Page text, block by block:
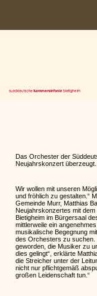
Zum
Das Orchester der
Neujahrskonzert überzeugt.
Wir wollen mit unseren
und fröhlich zu gestalten.“
Gemeinde Murr, Matthias
Neujahrskonzertes mit
Bietigheim im Bürgersaal
mittlerweile ein
musikalische Begegnung
des Orchesters zu suchen.
geworden, die Musiker zu
dies gelingt“, erklärte
die Streicher unter der
nicht nur pflichtgemäß
großen Leidenschaft tun.“